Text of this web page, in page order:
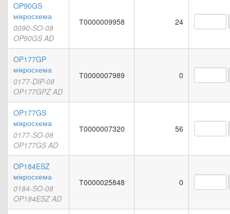
OP90GS
мікросхема
0090-SO-08
OP90GS AD
Т0000009958 24
OP177GP
мікросхема
0177-DIP-08
OP177GPZ AD
Т0000007989 0
OP177GS
мікросхема
0177-SO-08
OP177GS AD
Т0000007320 56
OP184ESZ
мікросхема
0184-SO-08
OP184ESZ AD
Т0000025848 0